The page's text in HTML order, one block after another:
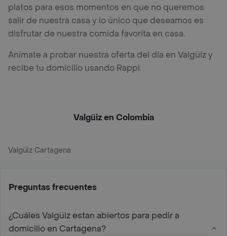
platos para esos momentos en que no queremos
salir de nuestra casa y lo único que deseamos es
disfrutar de nuestra comida favorita en casa.
Anímate a probar nuestra oferta del día en Valgüiz y
recibe tu domicilio usando Rappi.
Valgüiz en Colombia
Valgüiz Cartagena
Preguntas frecuentes
¿Cuáles Valgüiz estan abiertos para pedir a
domicilio en Cartagena?